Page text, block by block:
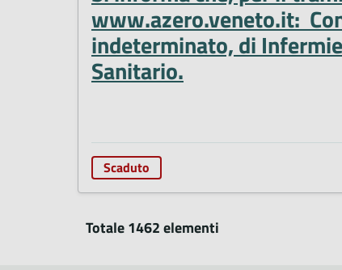
www.azero.veneto.it:
indeterminato, di
Sanitario.
Scaduto
Totale 1462 elementi